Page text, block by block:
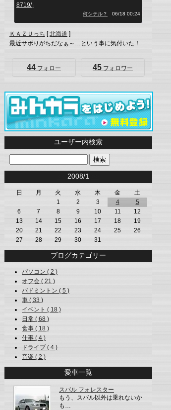
8719/」
何シテル？ 06/18 00:24
ＫＡＺＵっち [北海道 ]
最近サボりがちだなぁ～…という事に気付いた！
44 フォロー 45 フォロワー
ユーザー内検索
2008/1
日 月 火 水 木 金
土
1
2 3 4
5
6
7 8 9 10 11
12
13
14 15 16 17 18
19
20
21 22 23 24 25
26
27
28 29 30 31
ブログカテゴリー
パソコン ( 2 )
オフ会 ( 21 )
バドミントン ( 5 )
車 ( 33 )
イベント ( 18 )
日常 ( 68 )
食事 ( 18 )
仕事 ( 4 )
ドライブ ( 4 )
音楽 ( 2 )
愛車一覧
スバル フォレスター
もう、スバル以外は乗れないか
も…